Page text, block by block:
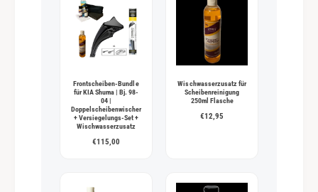
Frontscheiben-Bundle
für KIA Shuma | Bj. 98-
04 |
Doppelscheibenwischer
+ Versiegelungs-Set +
Wischwasserzusatz
€115,00
Wischwasserzusatz für
Scheibenreinigung
250ml Flasche
€12,95